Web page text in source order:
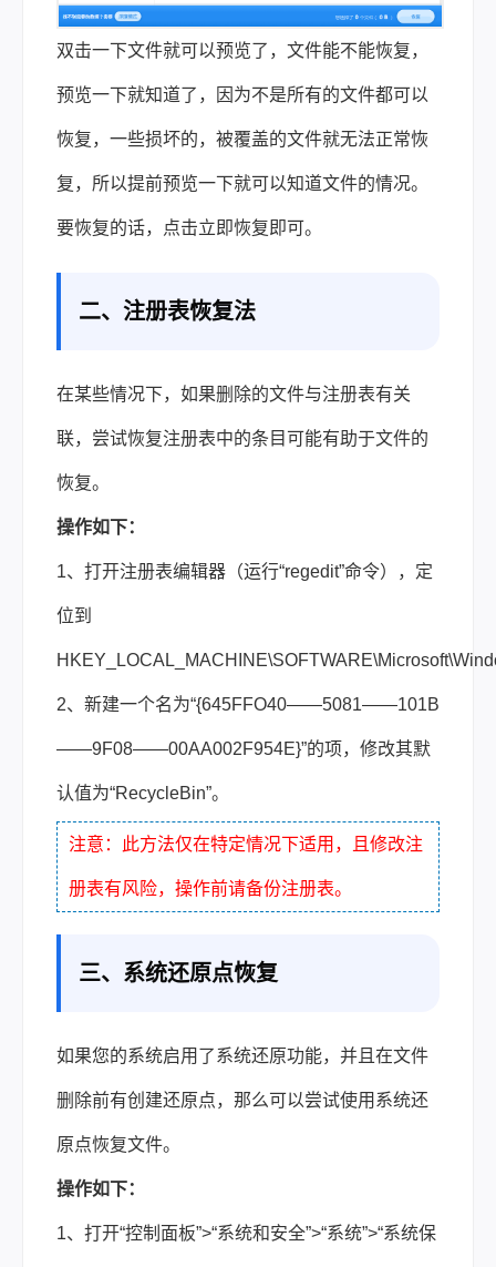
双击一下文件就可以预览了，文件能不能恢复，
预览一下就知道了，因为不是所有的文件都可以
恢复，一些损坏的，被覆盖的文件就无法正常恢
复，所以提前预览一下就可以知道文件的情况。
要恢复的话，点击立即恢复即可。
二、注册表恢复法
在某些情况下，如果删除的文件与注册表有关
联，尝试恢复注册表中的条目可能有助于文件的
恢复。
操作如下：
1、打开注册表编辑器（运行“regedit”命令），定
位到
2、新建一个名为“{645FFO40——5081——101B
——9F08——00AA002F954E}”的项，修改其默
认值为“RecycleBin”。
注意：此方法仅在特定情况下适用，且修改注
册表有风险，操作前请备份注册表。
三、系统还原点恢复
如果您的系统启用了系统还原功能，并且在文件
删除前有创建还原点，那么可以尝试使用系统还
原点恢复文件。
操作如下：
1、打开“控制面板”>“系统和安全”>“系统”>“系统保